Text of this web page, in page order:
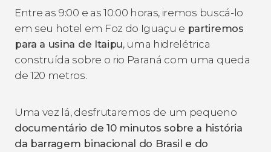
Entre as 9:00 e as 10:00 horas, iremos buscá-lo
em seu hotel em Foz do Iguaçu e partiremos
para a usina de Itaipu, uma hidrelétrica
construída sobre o rio Paraná com uma queda
de 120 metros.
Uma vez lá, desfrutaremos de um pequeno
documentário de 10 minutos sobre a história
da barragem binacional do Brasil e do